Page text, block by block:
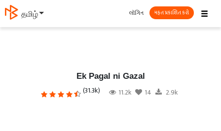
தமிழ் ☰
લૉગિન મફત પ્રકાશિત કરો
Ek Pagal ni Gazal
(31.3k) 11.2k 14 2.9k